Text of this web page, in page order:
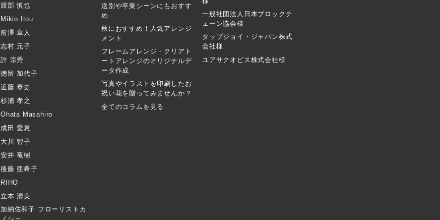
渡部 慎也
Mikio Itou
前澤 章人
志村 元子
許 宗秀
徳留 加代子
近藤 泰史
杉浦 孝之
Ohata Masahiro
成田 愛恵
大川 智子
安井 竜樹
後藤 亜希子
RIHO
立本 清美
加納佐和子 フローリストカ
送別や卒業シーンにもおすす
め
秋におすすめ！人気アレンジ
メント
フレームアレンジ・クリアト
ートアレンジのオリジナルデ
ータ作成
写真やイラストを印刷したお
祝い花を贈ってみませんか？
全てのコラムを見る
一般社団法人日本ブロックチ
ェーン協会様
タップジョイ・ジャパン株式
会社様
ユアサクオビス株式会社様